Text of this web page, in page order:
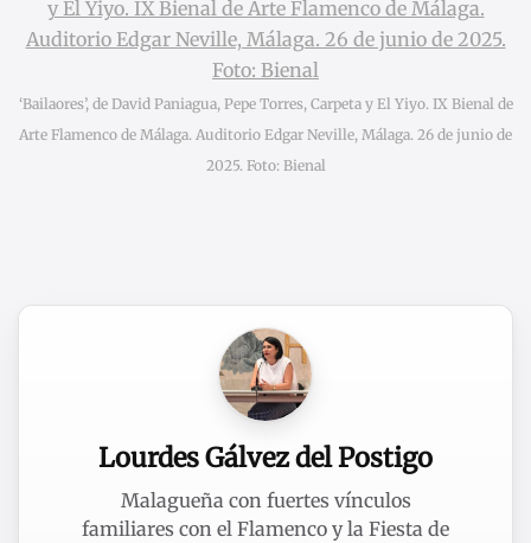
‘Bailaores’, de David Paniagua, Pepe Torres, Carpeta y El Yiyo. IX Bienal de
Arte Flamenco de Málaga. Auditorio Edgar Neville, Málaga. 26 de junio de
2025. Foto: Bienal
Lourdes Gálvez del Postigo
Malagueña con fuertes vínculos
familiares con el Flamenco y la Fiesta de